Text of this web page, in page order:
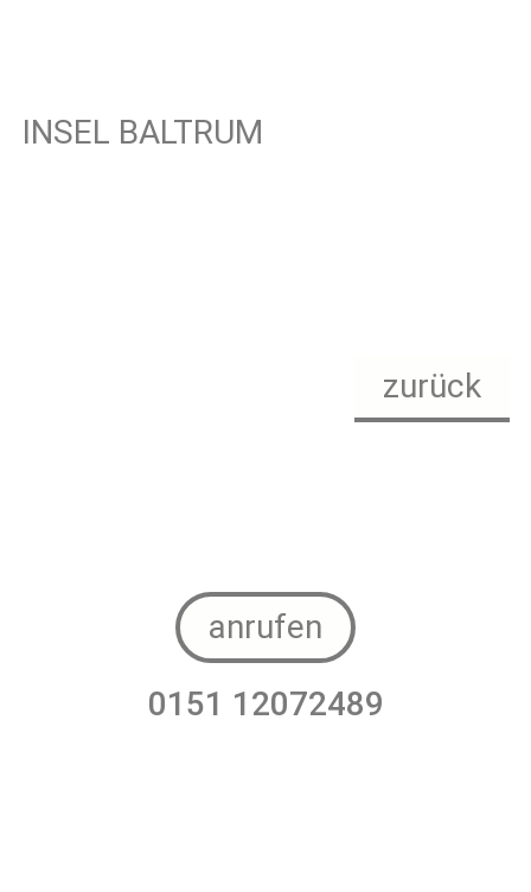
INSEL BALTRUM
zurück
anrufen
0151 12072489